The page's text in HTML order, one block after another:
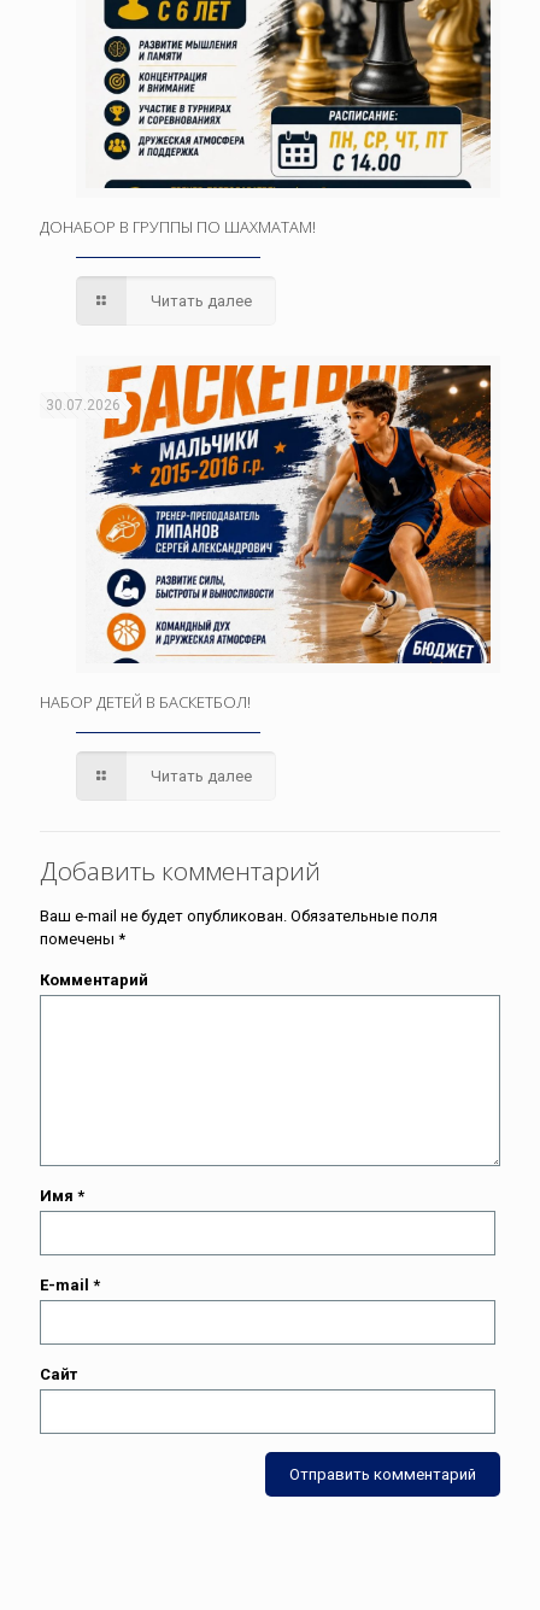
ДОНАБОР В ГРУППЫ ПО ШАХМАТАМ!
Читать далее
30.07.2026
НАБОР ДЕТЕЙ В БАСКЕТБОЛ!
Читать далее
Добавить комментарий
Ваш e-mail не будет опубликован. Обязательные поля
помечены *
Комментарий
Имя *
E-mail *
Сайт